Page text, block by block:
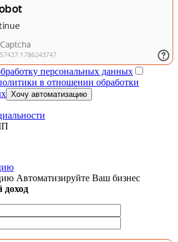
персональных данных
в отношении обработки
Хочу автоматизацию
Автоматизируйте Ваш бизнес
доход